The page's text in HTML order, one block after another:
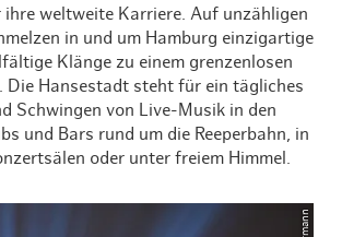
weltweite Karriere. Auf unzähligen
in und um Hamburg einzigartige
Klänge zu einem grenzenlosen
Die Hansestadt steht für ein tägliches
Schwingen von Live-Musik in den
und Bars rund um die Reeperbahn, in
oder unter freiem Himmel.